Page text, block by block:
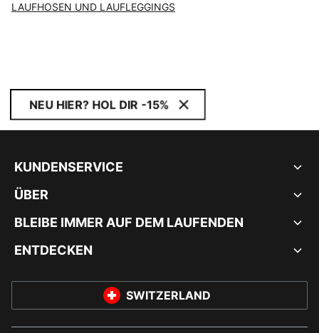
LAUFHOSEN UND LAUFLEGGINGS
NEU HIER? HOL DIR -15%
KUNDENSERVICE
ÜBER
BLEIBE IMMER AUF DEM LAUFENDEN
ENTDECKEN
SWITZERLAND